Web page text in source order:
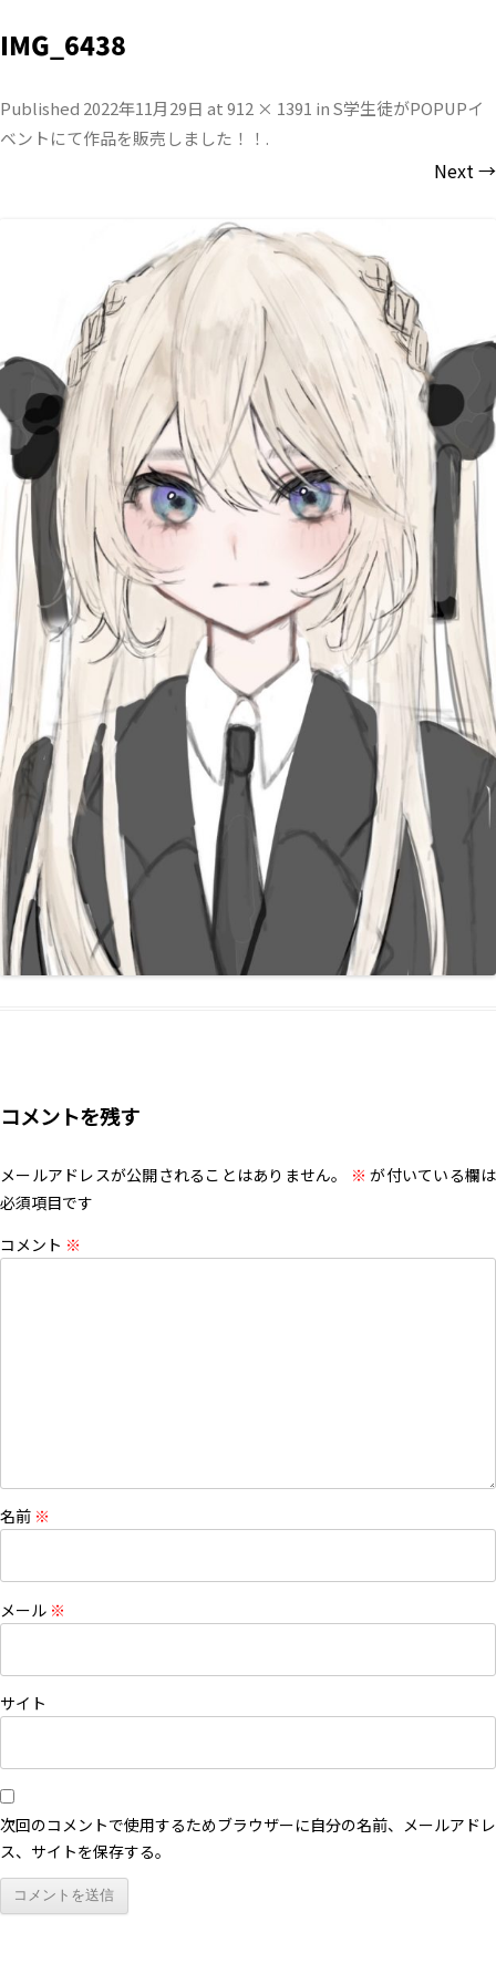
IMG_6438
Published 2022年11月29日 at912 × 1391 inS学生徒がPOPUPイ
ベントにて作品を販売しました！！ .
Next →
コメントを残す
メールアドレスが公開されることはありません。 ※ が付いている欄は
必須項目です
コメント ※
名前 ※
メール ※
サイト
次回のコメントで使用するためブラウザーに自分の名前、メールアドレ
ス、サイトを保存する。